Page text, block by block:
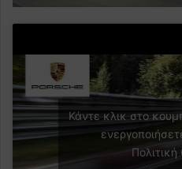
Κάντε κλικ στο